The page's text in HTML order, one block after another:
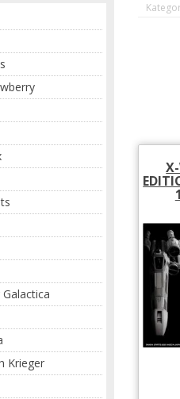
Krieger